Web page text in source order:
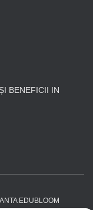
BENEFICII IN
EDUBLOOM